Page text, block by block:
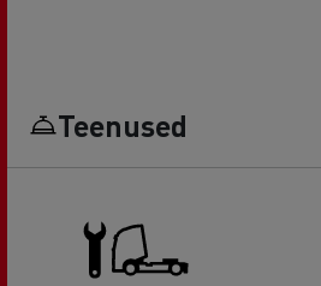
Teenused